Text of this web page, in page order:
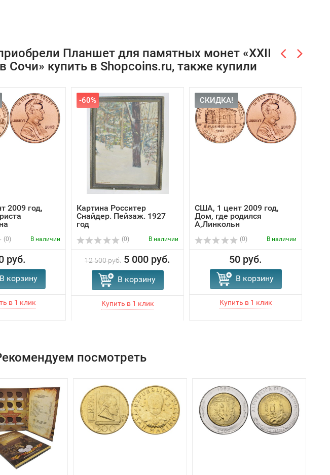
Планшет для памятных монет «XXII
Сочи» купить в Shopcoins.ru, также купили
2009 год,
(0) В наличии
руб.
В корзину
-60%
Картина Росситер
Снайдер. Пейзаж. 1927
год
(0) В наличии
12 500 руб. 5 000 руб.
В корзину
СКИДКА!
США, 1 цент 2009 год,
Дом, где родился
А,Линкольн
(0) В наличии
50 руб.
В корзину
посмотреть